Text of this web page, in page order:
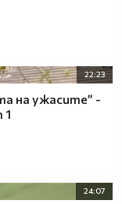
22:23
на ужасите” -
1
24:07